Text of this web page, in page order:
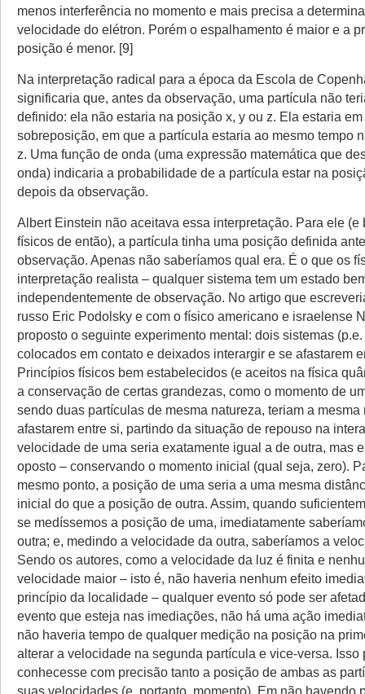
menos interferência no momento e mais precisa a
velocidade do elétron. Porém o espalhamento é maior e a
posição é menor. [9]
Na interpretação radical para a época da Escola de
significaria que, antes da observação, uma partícula não
definido: ela não estaria na posição x, y ou z. Ela estaria
sobreposição, em que a partícula estaria ao mesmo tempo
z. Uma função de onda (uma expressão matemática que
onda) indicaria a probabilidade de a partícula estar na
depois da observação.
Albert Einstein não aceitava essa interpretação. Para ele (e
físicos de então), a partícula tinha uma posição definida
observação. Apenas não saberíamos qual era. É o que os
interpretação realista – qualquer sistema tem um estado
independentemente de observação. No artigo que
russo Eric Podolsky e com o físico americano e israelense
proposto o seguinte experimento mental: dois sistemas
colocados em contato e deixados interargir e se afastarem
Princípios físicos bem estabelecidos (e aceitos na física
a conservação de certas grandezas, como o momento de
sendo duas partículas de mesma natureza, teriam a mesma
afastarem entre si, partindo da situação de repouso na
velocidade de uma seria exatamente igual a de outra, mas
oposto – conservando o momento inicial (qual seja, zero).
mesmo ponto, a posição de uma seria a uma mesma
inicial do que a posição de outra. Assim, quando
se medíssemos a posição de uma, imediatamente
outra; e, medindo a velocidade da outra, saberíamos a
Sendo os autores, como a velocidade da luz é finita e
velocidade maior – isto é, não haveria nenhum efeito
princípio da localidade – qualquer evento só pode ser
evento que esteja nas imediações, não há uma ação
não haveria tempo de qualquer medição na posição na
alterar a velocidade na segunda partícula e vice-versa. Isso
conhecesse com precisão tanto a posição de ambas as
suas velocidades (e, portanto, momento). Em não havendo